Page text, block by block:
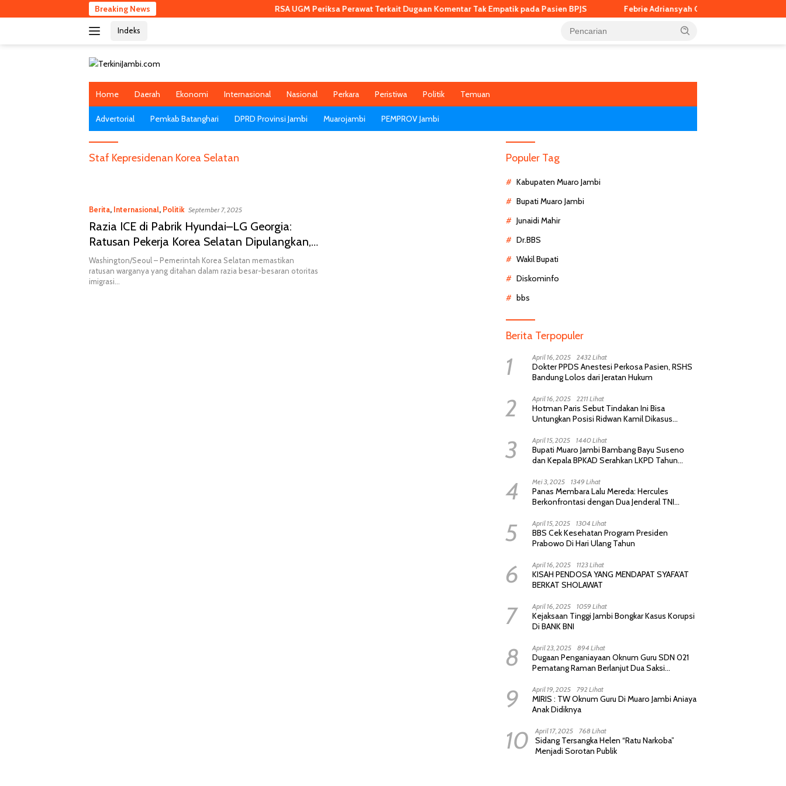
ke
Breaking News RSA UGM Periksa Perawat Terkait Dugaan Komentar Tak Empatik pada Pasien BPJS Febrie Adriansyah Gugat Kejagung dan Polri
Indeks
Home Daerah Ekonomi Internasional Nasional Perkara Peristiwa Politik Temuan
Advertorial Pemkab Batanghari DPRD Provinsi Jambi Muarojambi PEMPROV Jambi
Staf Kepresidenan Korea Selatan
Berita, Internasional, Politik September 7, 2025
Razia ICE di Pabrik Hyundai–LG Georgia:
Ratusan Pekerja Korea Selatan Dipulangkan,
Ketegangan Geopolitik Menguat
Washington/Seoul – Pemerintah Korea Selatan memastikan
ratusan warganya yang ditahan dalam razia besar-besaran otoritas
imigrasi…
Populer Tag
Kabupaten Muaro Jambi
Bupati Muaro Jambi
Junaidi Mahir
Dr.BBS
Wakil Bupati
Diskominfo
bbs
Berita Terpopuler
1 April 16, 2025 2432 Lihat
Dokter PPDS Anestesi Perkosa Pasien, RSHS
Bandung Lolos dari Jeratan Hukum
2 April 16, 2025 2211 Lihat
Hotman Paris Sebut Tindakan Ini Bisa
Untungkan Posisi Ridwan Kamil Dikasus
3 April 15, 2025 1440 Lihat
Bupati Muaro Jambi Bambang Bayu Suseno
dan Kepala BPKAD Serahkan LKPD Tahun
4 Mei 3, 2025 1349 Lihat
Panas Membara Lalu Mereda: Hercules
Berkonfrontasi dengan Dua Jenderal TNI
Permintaan Maaf
5 April 15, 2025 1304 Lihat
BBS Cek Kesehatan Program Presiden
Prabowo Di Hari Ulang Tahun
6 April 16, 2025 1123 Lihat
KISAH PENDOSA YANG MENDAPAT SYAFA’AT
BERKAT SHOLAWAT
7 April 16, 2025 1059 Lihat
Kejaksaan Tinggi Jambi Bongkar Kasus Korupsi
Di BANK BNI
8 April 23, 2025 894 Lihat
Dugaan Penganiayaan Oknum Guru SDN 021
Pematang Raman Berlanjut Dua Saksi
9 April 19, 2025 792 Lihat
MIRIS : TW Oknum Guru Di Muaro Jambi Aniaya
Anak Didiknya
10 April 17, 2025 768 Lihat
Sidang Tersangka Helen “Ratu Narkoba”
Menjadi Sorotan Publik